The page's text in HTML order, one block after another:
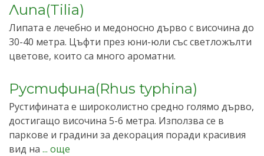
Липа(Tilia)
Липата е лечебно и медоносно дърво с височина до
30-40 метра. Цъфти през юни-юли със светложълти
цветове, които са много ароматни.
Рустифина(Rhus typhina)
Рустифината е широколистно средно голямо дърво,
достигащо височина 5-6 метра. Използва се в
паркове и градини за декорация поради красивия
вид на ... още